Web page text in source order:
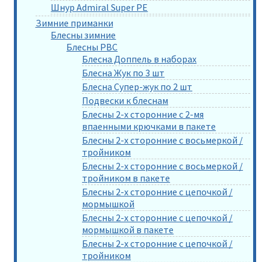
Шнур Admiral Super PE
Зимние приманки
Блесны зимние
Блесны РВС
Блесна Доппель в наборах
Блесна Жук по 3 шт
Блесна Супер-жук по 2 шт
Подвески к блеснам
Блесны 2-х сторонние с 2-мя
впаенными крючками в пакете
Блесны 2-х сторонние с восьмеркой /
тройником
Блесны 2-х сторонние с восьмеркой /
тройником в пакете
Блесны 2-х сторонние с цепочкой /
мормышкой
Блесны 2-х сторонние с цепочкой /
мормышкой в пакете
Блесны 2-х сторонние с цепочкой /
тройником